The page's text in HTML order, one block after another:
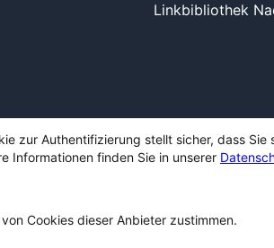
Linkbibliothek
zur Authentifizierung stellt sicher, dass
Informationen finden Sie in unserer
Cookies dieser Anbieter zustimmen.